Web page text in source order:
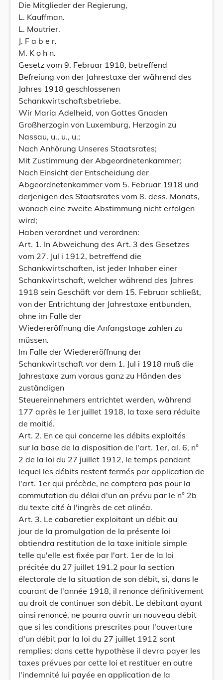
Die Mitglieder der Regierung,
L. Kauffman.
L. Moutrier.
J. F a b e r.
M. K o h n.
Gesetz vom 9. Februar 1918, betreffend
Befreiung von der Jahrestaxe der während des
Jahres 1918 geschlossenen
Schankwirtschaftsbetriebe.
Wir Maria Adelheid, von Gottes Gnaden
Großherzogin von Luxemburg, Herzogin zu
Nassau, u., u., u.;
Nach Anhörung Unseres Staatsrates;
Mit Zustimmung der Abgeordnetenkammer;
Nach Einsicht der Entscheidung der
Abgeordnetenkammer vom 5. Februar 1918 und
derjenigen des Staatsrates vom 8. dess. Monats,
wonach eine zweite Abstimmung nicht erfolgen
wird;
Haben verordnet und verordnen:
Art. 1. In Abweichung des Art. 3 des Gesetzes
vom 27. Jul i 1912, betreffend die
Schankwirtschaften, ist jeder Inhaber einer
Schankwirtschaft, welcher während des Jahres
1918 sein Geschäft vor dem 15. Februar schließt,
von der Entrichtung der Jahrestaxe entbunden,
ohne im Falle der
Wiedereröffnung die Anfangstage zahlen zu
müssen.
Im Falle der Wiedereröffnung der
Schankwirtschaft vor dem 1. Jul i 1918 muß die
Jahrestaxe zum voraus ganz zu Händen des
zuständigen
Steuereinnehmers entrichtet werden, während
177 après le 1er juillet 1918, la taxe sera réduite
de moitié.
Art. 2. En ce qui concerne les débits exploités
sur la base de la disposition de l'art. 1er, al. 6, n°
2 de la loi du 27 juillet 1912, le temps pendant
lequel les débits restent fermés par application de
l'art. 1er qui précède, ne comptera pas pour la
commutation du délai d'un an prévu par le n° 2b
du texte cité à l'ingrès de cet alinéa.
Art. 3. Le cabaretier exploitant un débit au
jour de la promulgation de la présente loi
obtiendra restitution de la taxe initiale simple
telle qu'elle est fixée par l'art. 1er de la loi
précitée du 27 juillet 191.2 pour la section
électorale de la situation de son débit, si, dans le
courant de l'année 1918, il renonce définitivement
au droit de continuer son débit. Le débitant ayant
ainsi renoncé, ne pourra ouvrir un nouveau débit
que si les conditions prescrites pour l'ouverture
d'un débit par la loi du 27 juillet 1912 sont
remplies; dans cette hypothèse il devra payer les
taxes prévues par cette loi et restituer en outre
l'indemnité lui payée en application de la